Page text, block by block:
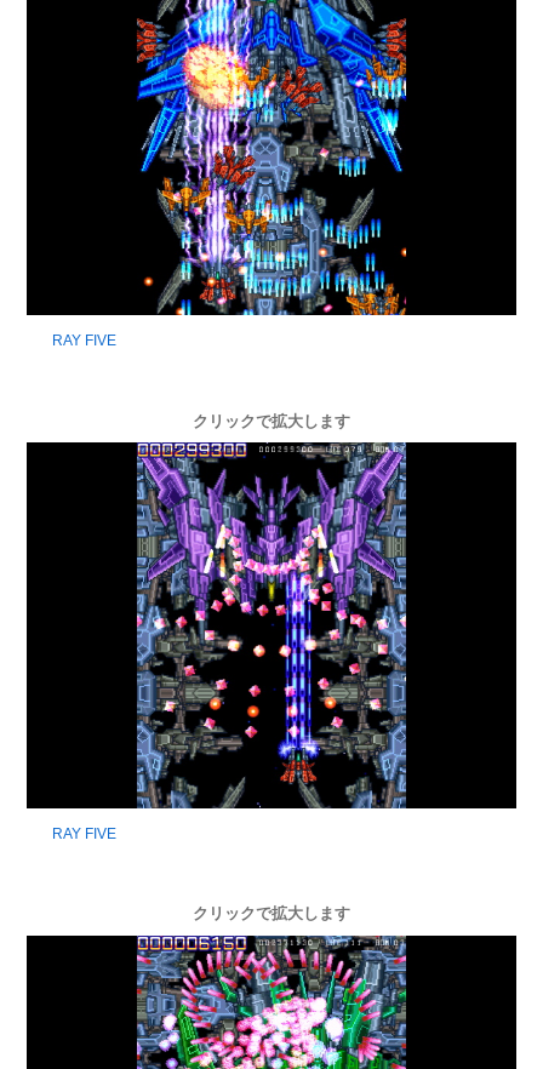
RAY FIVE
クリックで拡大します
RAY FIVE
クリックで拡大します